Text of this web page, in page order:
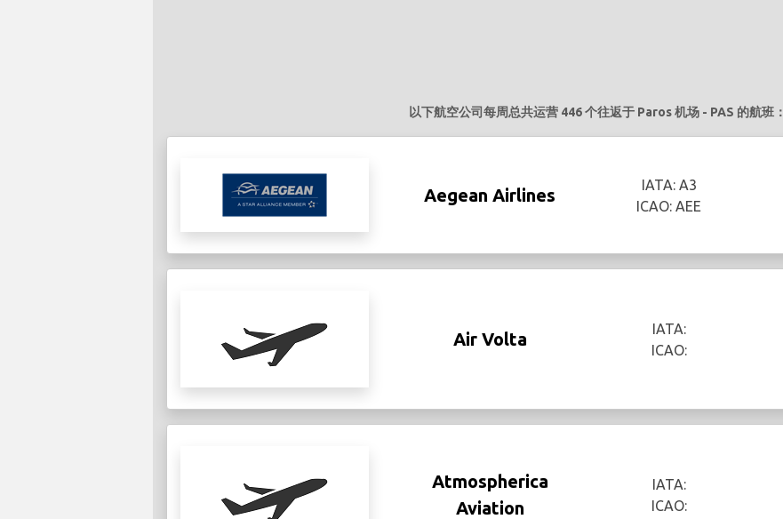
以下航空公司每周总共运营 446 个往返于 Paros 机场 - PAS 的航班：
Aegean Airlines
IATA: A3
ICAO: AEE
Air Volta
IATA:
ICAO:
Atmospherica
Aviation
IATA:
ICAO: